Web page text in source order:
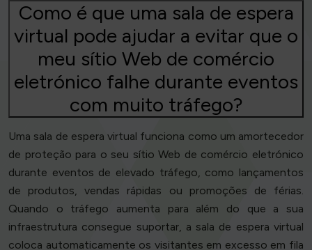
Como é que uma sala de espera
virtual pode ajudar a evitar que o
meu sítio Web de comércio
eletrónico falhe durante eventos
com muito tráfego?
Uma sala de espera virtual funciona como um amortecedor
de proteção para o seu sítio Web de comércio eletrónico
durante eventos de elevado tráfego, como lançamentos
de produtos, vendas rápidas ou promoções de férias.
Quando o tráfego aumenta para além do que a sua
infraestrutura consegue suportar, a sala de espera virtual
coloca automaticamente os visitantes em excesso em fila